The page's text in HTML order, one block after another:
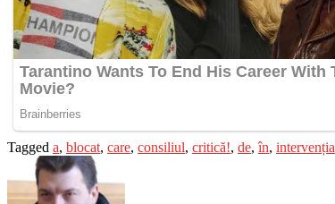
Tagged a, blocat, care, consiliul, critică!, de,în, intervenția